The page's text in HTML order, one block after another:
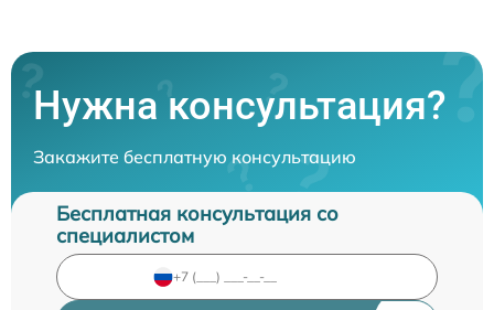
Нужна консультация?
Закажите бесплатную консультацию
Бесплатная консультация со
специалистом